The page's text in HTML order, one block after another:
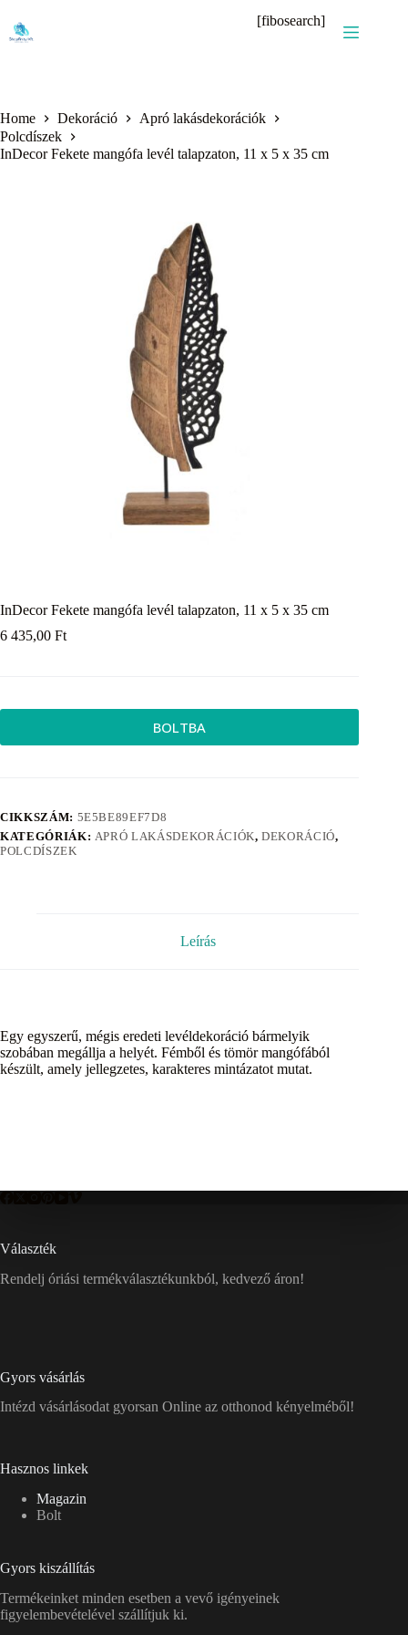
content
[fibosearch]
Home Dekoráció
Apró lakásdekorációk
Polcdíszek
InDecor Fekete mangófa levél talapzaton, 11 x 5 x 35 cm
InDecor Fekete mangófa levél talapzaton, 11 x 5 x 35 cm
6 435,00 Ft
BOLTBA
CIKKSZÁM: 5E5BE89EF7D8
KATEGÓRIÁK: APRÓ LAKÁSDEKORÁCIÓK,DEKORÁCIÓ,
POLCDÍSZEK
Leírás
Egy egyszerű, mégis eredeti levéldekoráció bármelyik
szobában megállja a helyét. Fémből és tömör mangófából
készült, amely jellegzetes, karakteres mintázatot mutat.
Választék
Rendelj óriási termékválasztékunkból, kedvező áron!
Gyors vásárlás
Intézd vásárlásodat gyorsan Online az otthonod kényelméből!
Hasznos linkek
Magazin
Bolt
Gyors kiszállítás
Termékeinket minden esetben a vevő igényeinek
figyelembevételével szállítjuk ki.